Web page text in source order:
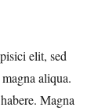
elit, sed
aliqua.
Magna